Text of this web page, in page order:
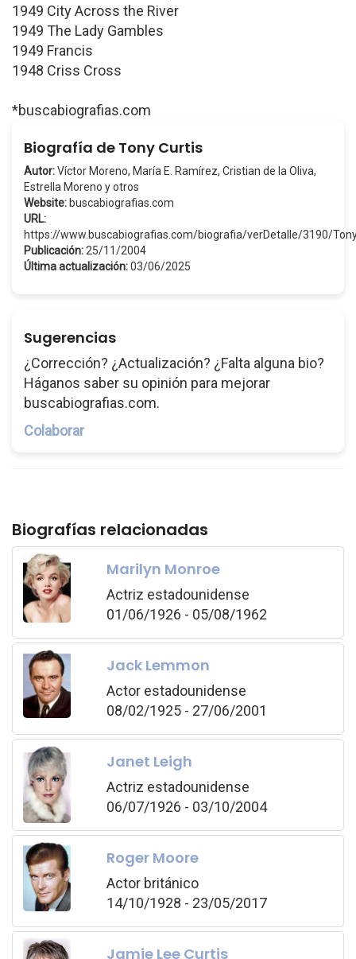
1949 City Across the River
1949 The Lady Gambles
1949 Francis
1948 Criss Cross
*buscabiografias.com
Biografía de Tony Curtis
Autor:Víctor Moreno, María E. Ramírez, Cristian de la Oliva,
Estrella Moreno y otros
Website: buscabiografias.com
URL:
https://www.buscabiografias.com/biografia/verDetalle/3190/
Publicación: 25/11/2004
Última actualización:03/06/2025
Sugerencias
¿Corrección? ¿Actualización? ¿Falta alguna bio?
Háganos saber su opinión para mejorar
buscabiografias.com.
Colaborar
Biografías relacionadas
Marilyn Monroe
Actriz estadounidense
01/06/1926 - 05/08/1962
Jack Lemmon
Actor estadounidense
08/02/1925 - 27/06/2001
Janet Leigh
Actriz estadounidense
06/07/1926 - 03/10/2004
Roger Moore
Actor británico
14/10/1928 - 23/05/2017
Jamie Lee Curtis